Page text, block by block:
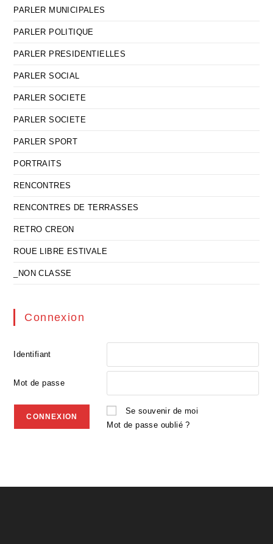
PARLER MUNICIPALES
PARLER POLITIQUE
PARLER PRESIDENTIELLES
PARLER SOCIAL
PARLER SOCIETE
PARLER SOCIETE
PARLER SPORT
PORTRAITS
RENCONTRES
RENCONTRES DE TERRASSES
RETRO CREON
ROUE LIBRE ESTIVALE
_NON CLASSE
Connexion
Identifiant
Mot de passe
Se souvenir de moi
Mot de passe oublié ?